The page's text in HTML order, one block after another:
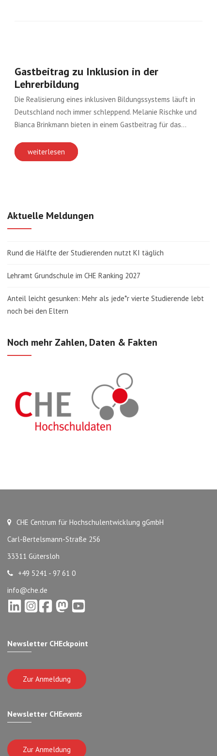
Gastbeitrag zu Inklusion in der
Lehrerbildung
Die Realisierung eines inklusiven Bildungssystems läuft in
Deutschland noch immer schleppend. Melanie Rischke und
Bianca Brinkmann bieten in einem Gastbeitrag für das…
weiterlesen
Aktuelle Meldungen
Rund die Hälfte der Studierenden nutzt KI täglich
Lehramt Grundschule im CHE Ranking 2027
Anteil leicht gesunken: Mehr als jede*r vierte Studierende lebt
noch bei den Eltern
Noch mehr Zahlen, Daten & Fakten
CHE Centrum für Hochschulentwicklung gGmbH
Carl-Bertelsmann-Straße 256
33311 Gütersloh
+49 5241 - 97 61 0
info@che.de
Newsletter CHEckpoint
Zur Anmeldung
Newsletter CHEevents
Zur Anmeldung